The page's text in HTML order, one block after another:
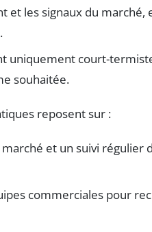
et les signaux du marché,
uniquement court-
souhaitée.
reposent sur :
et un suivi régulier
commerciales pour